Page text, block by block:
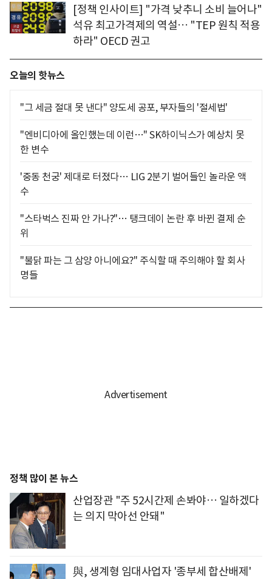
[정책 인사이트] "가격 낮추니 소비 늘어나"
석유 최고가격제의 역설… "TEP 원칙 적용
하라" OECD 권고
오늘의 핫뉴스
"그 세금 절대 못 낸다" 양도세 공포, 부자들의 '절세법'
"엔비디아에 올인했는데 이런…" SK하이닉스가 예상치 못
한 변수
'중동 천궁' 제대로 터졌다… LIG 2분기 벌어들인 놀라운 액
수
"스타벅스 진짜 안 가나?"… 탱크데이 논란 후 바뀐 결제 순
위
"불닭 파는 그 삼양 아니에요?" 주식할 때 주의해야 할 회사
명들
정책 많이 본 뉴스
산업장관 "주 52시간제 손봐야… 일하겠다
는 의지 막아선 안돼"
與, 생계형 임대사업자 '종부세 합산배제'